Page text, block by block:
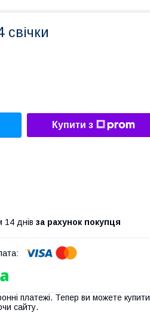
свічки
Купити з
14 днів за рахунок покупця
платежі. Тепер ви можете купити
сайту.